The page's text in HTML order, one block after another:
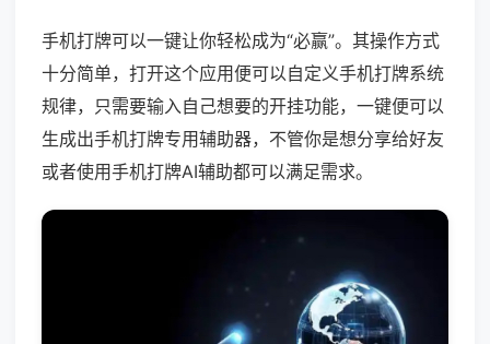
手机打牌可以一键让你轻松成为“必赢”。其操作方式
十分简单，打开这个应用便可以自定义手机打牌系统
规律，只需要输入自己想要的开挂功能，一键便可以
生成出手机打牌专用辅助器，不管你是想分享给好友
或者使用手机打牌AI辅助都可以满足需求。